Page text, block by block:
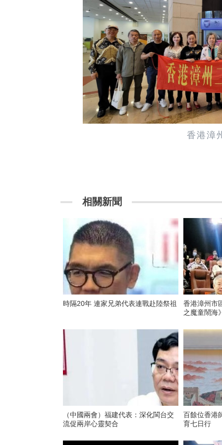
香港漳
相關新聞
時隔20年 連家兄弟代表連戰赴陸祭祖
香港漳州市
之魔童鬧海
（中國兩會）福建代表：深化閩台交
流促兩岸心靈契合
百餘位香港
育七日行